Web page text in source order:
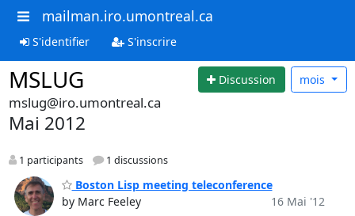
mailman.iro.umontreal.ca
S'identifier S'inscrire
MSLUG Discussion mois
mslug@iro.umontreal.ca
Mai 2012
1 participants 1 discussions
Boston Lisp meeting teleconference
by Marc Feeley
16 Mai '12